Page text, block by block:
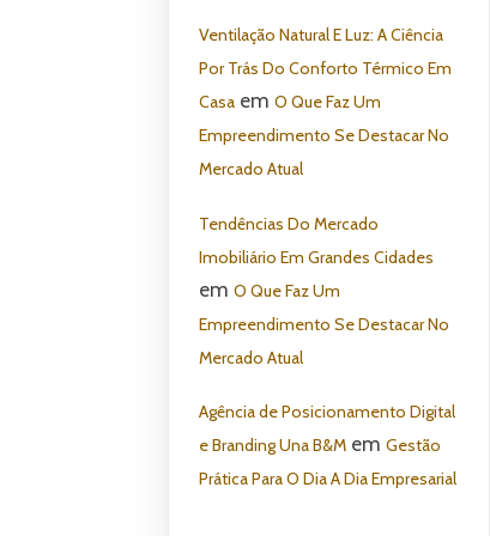
Ventilação Natural E Luz: A Ciência
Por Trás Do Conforto Térmico Em
Casa emO Que Faz Um
Empreendimento Se Destacar No
Mercado Atual
Tendências Do Mercado
Imobiliário Em Grandes Cidades
emO Que Faz Um
Empreendimento Se Destacar No
Mercado Atual
Agência de Posicionamento Digital
e Branding Una B&M emGestão
Prática Para O Dia A Dia Empresarial